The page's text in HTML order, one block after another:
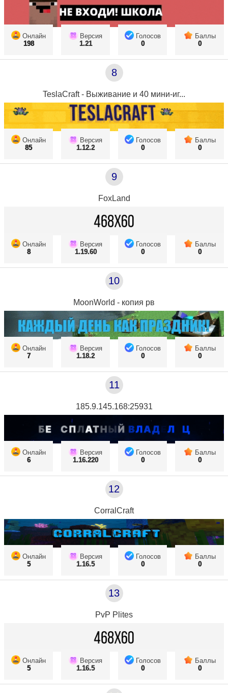
Онлайн
198
Версия
1.21
Голосов
0
Баллы
0
8
TeslaCraft - Выживание и 40 мини-иг...
Онлайн
85
Версия
1.12.2
Голосов
0
Баллы
0
9
FoxLand
Онлайн
8
Версия
1.19.60
Голосов
0
Баллы
0
10
MoonWorld - копия рв
Онлайн
7
Версия
1.18.2
Голосов
0
Баллы
0
11
185.9.145.168:25931
Онлайн
6
Версия
1.16.220
Голосов
0
Баллы
0
12
CorralCraft
Онлайн
5
Версия
1.16.5
Голосов
0
Баллы
0
13
PvP Plites
Онлайн
5
Версия
1.16.5
Голосов
0
Баллы
0